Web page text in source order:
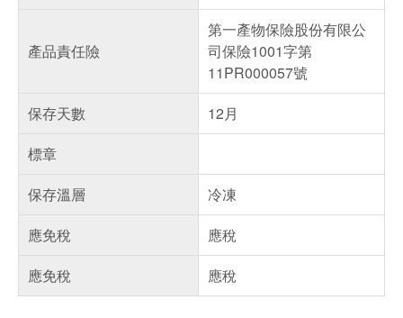
產品責任險
第一產物保險股份有限公
司保險1001字第
11PR000057號
保存天數
12月
標章
保存溫層
冷凍
應免稅
應稅
應免稅
應稅